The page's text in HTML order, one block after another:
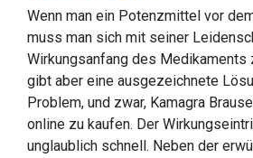
Wenn man ein Potenzmittel vor
muss man sich mit seiner
Wirkungsanfang des Medikaments
gibt aber eine ausgezeichnete
Problem, und zwar, Kamagra
online zu kaufen. Der
unglaublich schnell. Neben der